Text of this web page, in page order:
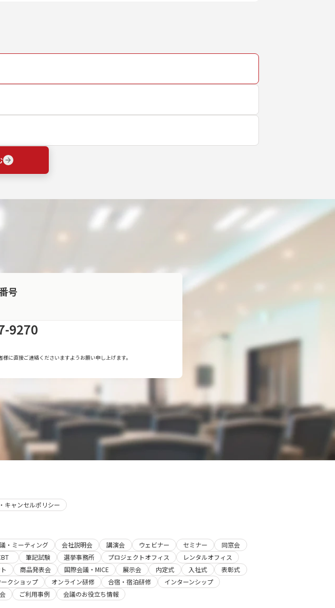
号
9270
に直接ご連絡くださいますようお願い申し上げます。
キャンセルポリシー
・ミーティング 会社説明会 講演会 ウェビナー セミナー
同窓会
筆記試験 選挙事務所 プロジェクトオフィス
レンタルオフィス
商品発表会 国際会議・MICE 展示会 内定式 入社式
表彰式
ークショップ オンライン研修 合宿・宿泊研修
インターンシップ
ご利用事例 会議のお役立ち情報